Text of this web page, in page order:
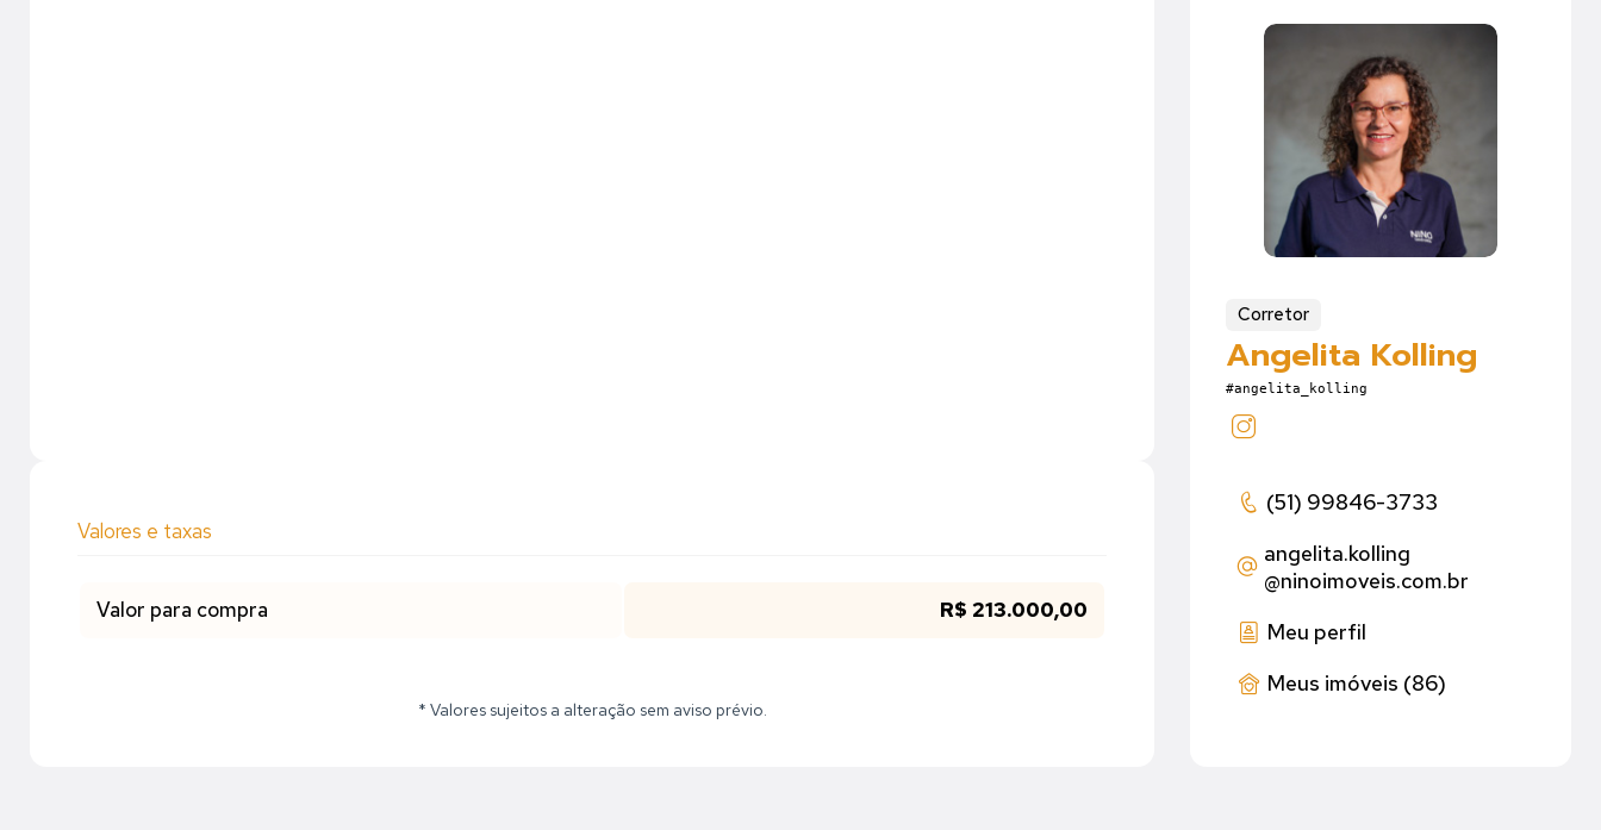
Valores e taxas
Valor para compra R$ 213.000,00
* Valores sujeitos a alteração sem aviso prévio.
Corretor
Angelita Kolling
#angelita_kolling
(51) 99846-3733
angelita.kolling
@ninoimoveis.com.br
Meu perfil
Meus imóveis (86)